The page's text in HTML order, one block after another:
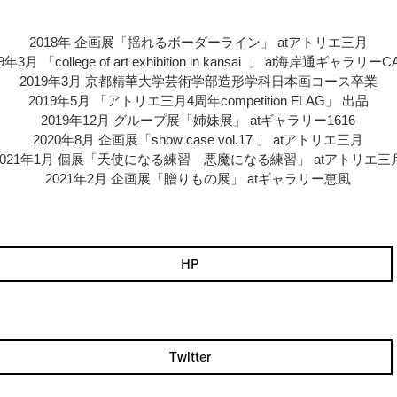
2018年 企画展「揺れるボーダーライン」 atアトリエ三月
年3月 「college of art exhibition in kansai 」 at海岸通ギャラリー
2019年3月 京都精華大学芸術学部造形学科日本画コース卒業
2019年5月 「アトリエ三月4周年competition FLAG」 出品
2019年12月 グループ展「姉妹展」 atギャラリー1616
2020年8月 企画展「show case vol.17 」 atアトリエ三月
年1月 個展「天使になる練習 悪魔になる練習」 atアトリエ三
2021年2月 企画展「贈りもの展」 atギャラリー恵風
HP
Twitter